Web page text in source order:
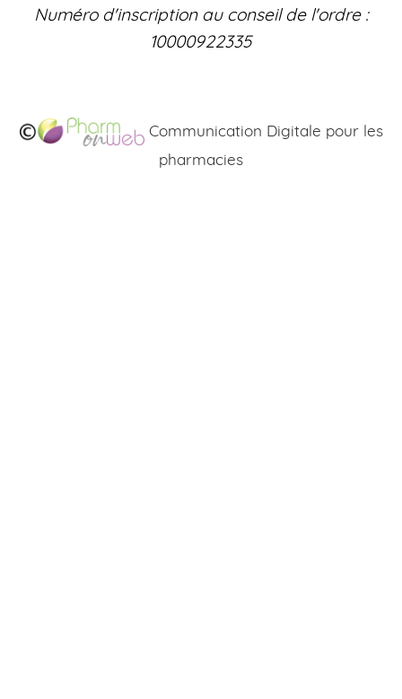
Numéro d'inscription au conseil de l'ordre :
10000922335
Communication Digitale pour les
pharmacies